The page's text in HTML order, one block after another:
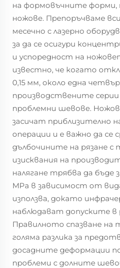
на формовъчните
ножове. Препоръчваме
месечно с лазерно
за да се осигури
и успоредност на
известно, че когато
0,15 мм, около една
производствените
проблемни шевове.
засичат приблизително
операции и е важно да се
дълбочините на рязане с
изисквания на
налягане трябва да бъде
МРа в зависимост от
използва, докато
наблюдават допуските в
Правилното спазване на
голяма разлика за
досадните деформации
проблеми с долните